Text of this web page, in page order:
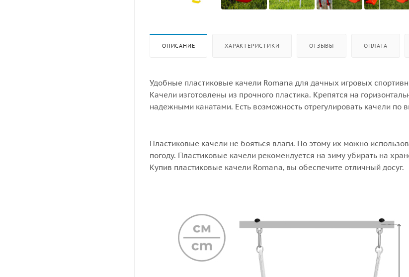
ОПИСАНИЕ ХАРАКТЕРИСТИКИ ОТЗЫВЫ ОПЛАТА
Удобные пластиковые качели Romana для дачных игровых
Качели изготовлены из прочного пластика. Крепятся на
надежными канатами. Есть возможность отрегулировать качели по
Пластиковые качели не бояться влаги. По этому их можно
погоду. Пластиковые качели рекомендуется на зиму убирать на
Купив пластиковые качели Romana, вы обеспечите отличный досуг.